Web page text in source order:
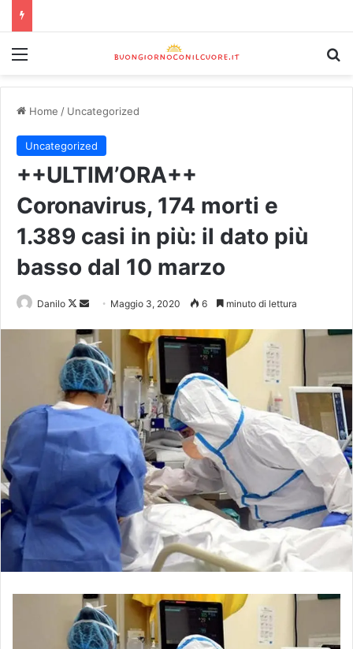
Home / Uncategorized
Uncategorized
++ULTIM’ORA++
Coronavirus, 174 morti e
1.389 casi in più: il dato più
basso dal 10 marzo
Danilo Maggio 3, 2020 6 minuto di lettura